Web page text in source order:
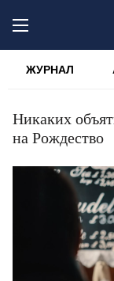
ЖУРНАЛ
Никаких
на Рождество